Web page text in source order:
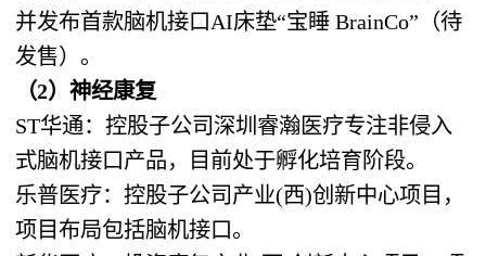
并发布首款脑机接口AI床垫“宝睡 BrainCo”（待
发售）。
（2）神经康复
ST华通：控股子公司深圳睿瀚医疗专注非侵入
式脑机接口产品，目前处于孵化培育阶段。
乐普医疗：控股子公司产业(西)创新中心项目，
项目布局包括脑机接口。